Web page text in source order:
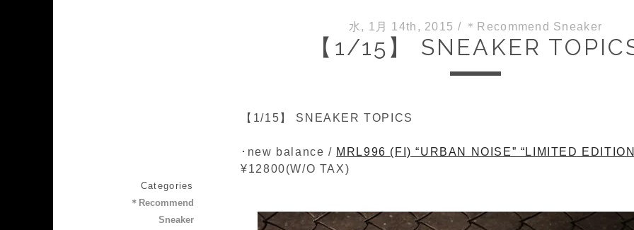
水, 1月 14th, 2015 / ＊Recommend Sneaker
【1/15】 SNEAKER
【1/15】 SNEAKER TOPICS
･new balance / MRL996 (FI) “URBAN NOISE” “LIMITED
¥12800(W/O TAX)
Categories
＊Recommend
Sneaker